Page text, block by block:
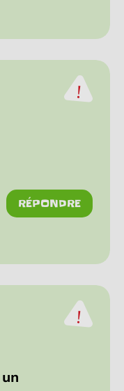
RÉPONDRE